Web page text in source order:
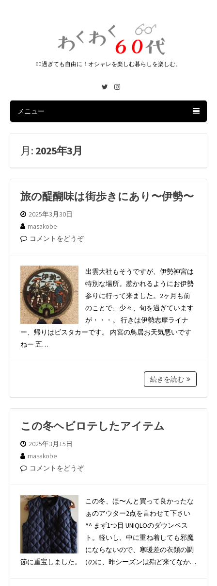
60過ぎても自由に！オシャレを楽しむ暮らしを楽しむ。
TwitterInstagram
メニュー
月: 2025年3月
旅の醍醐味は街歩きにあり〜伊勢〜
2025年3月30日
masakobe
コメントをどうぞ
出雲大社もそうですが、伊勢神宮は
特別な場所。惹かれるようにお伊勢
参りに行って来ました。2ヶ月も前
のことで、少々、旬を過ぎています
が・・・。 行きは伊勢志摩ライナ
ー、帰りはビスタカーです。 内宮の鳥居お天気悪いです
ねー 五…
続きを読む
この冬ヘビロテしたアイテム
2025年3月15日
masakobe
コメントをどうぞ
この冬、ほ〜んと買って良かったな
ぁのアウター2点を言わせて下さい
^^ まず1つ目 UNIQLOのダウンベス
ト。軽いし、中に重ね着しても邪魔
にならないので、寒暖差の衣類の調
節に重宝しました。（のに、昨シーズンは殆ど来てなか…